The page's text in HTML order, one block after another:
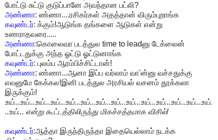
போட்டு சுட்டு குடுப்பானே அவந்தான பட்லி?
அண்ணா: ண்ணா....ரசிகர்கள் அதத்தான் விரும்புறாங்க
கவுண்டர்: க்கும்!ஆடுங்க தங்களை ஆடுகள் என்று
உணராதவரை.....
அண்ணா:கொலைவா படத்துல time to leadனு டேக்லைன்
போட்டதுக்கு அந்த ஓட்டு ஓட்டுனாங்க
கவுண்டர்: புலம்ப ஆரம்பிச்சிட்டான்!
அண்ணா: ண்ணா...ஆனா இப்ப வர்லாம் வா'ன்னு வச்சதுக்கு
எவனுமே கேக்கல!இனி படத்துல அரசியல் வசனம் தூக்கலா
இருக்கும்!
உய்...உய்...உய்...உய்...உய்...உய்...உய்...உய்...உய்...உய்...உய்...உய்...உய்...உய்.
..உய்... என்று கூட்டத்திலிருந்து மிகச்சத்தமாக விசில்!
கவுண்டர்:ஆத்தா இருந்திருந்தா இதையெல்லாம் நடக்க